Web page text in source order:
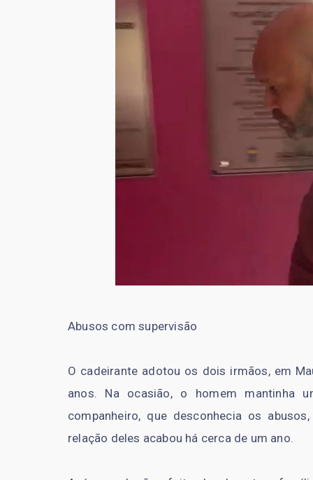
Abusos com supervisão
O cadeirante adotou os dois irmãos, em
anos. Na ocasião, o homem mantinha
companheiro, que desconhecia os
relação deles acabou há cerca de um ano.